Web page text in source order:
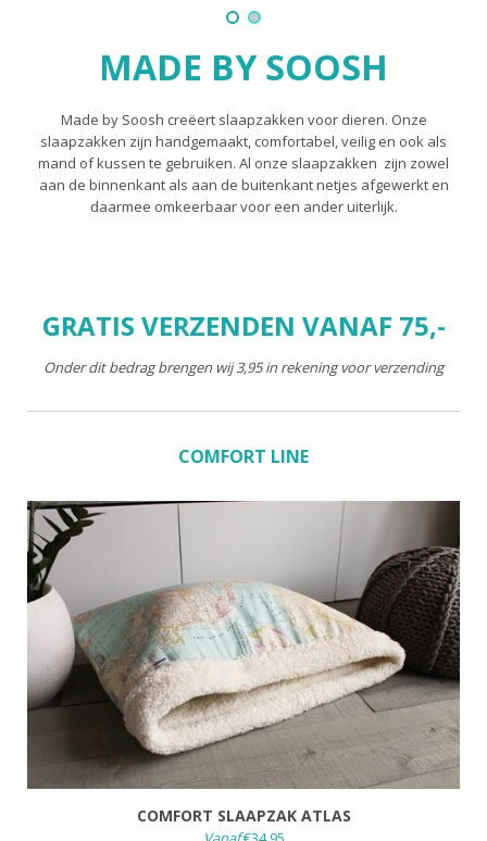
MADE BY SOOSH
Made by Soosh creëert slaapzakken voor dieren. Onze
slaapzakken zijn handgemaakt, comfortabel, veilig en ook als
mand of kussen te gebruiken. Al onze slaapzakken zijn zowel
aan de binnenkant als aan de buitenkant netjes afgewerkt en
daarmee omkeerbaar voor een ander uiterlijk.
GRATIS VERZENDEN VANAF 75,-
Onder dit bedrag brengen wij 3,95 in rekening voor verzending
COMFORT LINE
COMFORT SLAAPZAK ATLAS